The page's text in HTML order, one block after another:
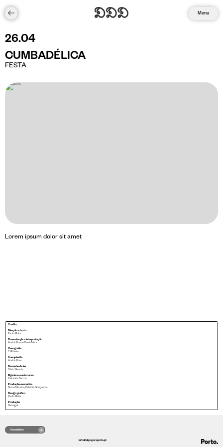
Menu
26.04
CUMBADÉLICA
FESTA
Lorem ipsum dolor sit amet
Credits
Direção e texto
Paulo Mota
Dramaturgia e interpretação
André Pires e Paulo Mota
Cenografia
F. Ribeiro
Sonoplastia
André Pires
Desenho de luz
Cárin Geada
Figurinos e máscaras
Catarina Barros
Produção executiva
Bruno Moreira, Patrícia Gonçalves
Design gráfico
Paulo Mariz
Produção
Devagar
Newsletter
infoddd@agoraporto.pt